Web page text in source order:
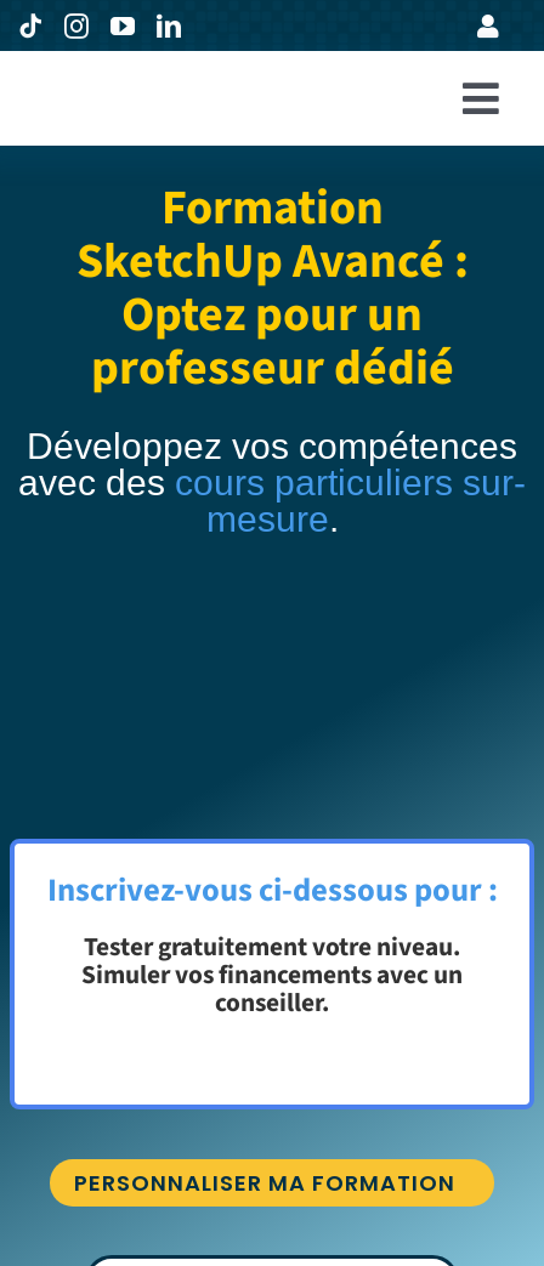
Passer
au
Formations
Entreprises
Avis
Expertise
À propos
Formation
SketchUp Avancé :
Optez pour un
professeur dédié
Développez vos compétences
avec des cours particuliers sur-
mesure.
Inscrivez-vous ci-dessous pour :
Tester gratuitement votre niveau.
Simuler vos financements avec un
conseiller.
PERSONNALISER MA FORMATION